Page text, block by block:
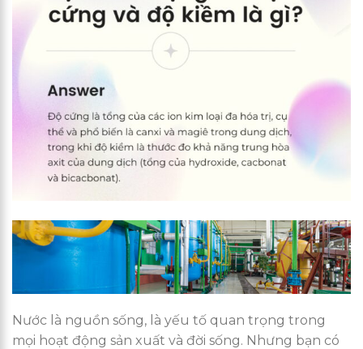
Nước là nguồn sống, là yếu tố quan trọng trong
mọi hoạt động sản xuất và đời sống. Nhưng bạn có